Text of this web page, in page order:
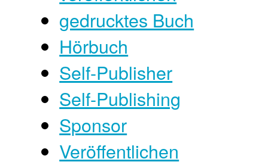
gedrucktes Buch
Hörbuch
Self-Publisher
Self-Publishing
Sponsor
Veröffentlichen